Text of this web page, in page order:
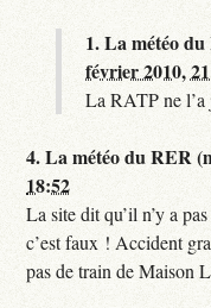
1.La météo
février 2010,
La RATP ne
4.La météo du RER
18:52
La site dit qu’il n’y a
c’est faux ! Accident
pas de train de Maison